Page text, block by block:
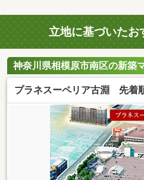
立地に基づいたお
神奈川県相模原市南区の新築
プラネスーペリア古淵 先着